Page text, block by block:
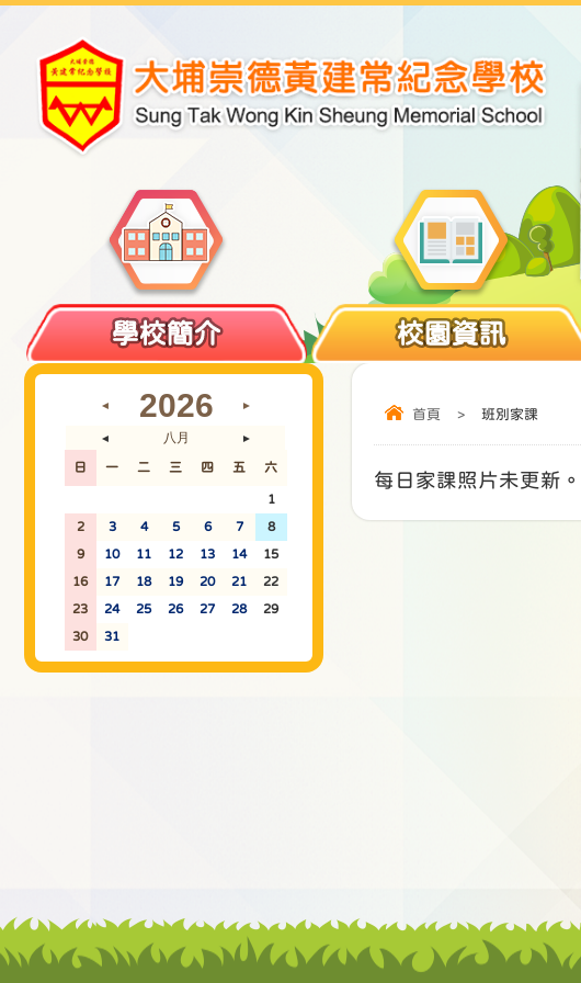
學校簡介 校園資訊
首頁 > 班別家課
每日家課照片未更新。
◄ 2026 ►
◄ 八月 ►
日 一 二 三 四 五 六
1
2 3 4 5 6 7 8
9 10 11 12 13 14 15
16 17 18 19 20 21 22
23 24 25 26 27 28 29
30 31